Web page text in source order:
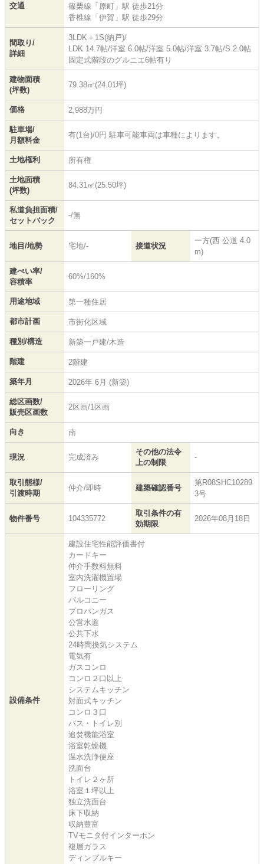
交通
篠栗線 「 原町 」駅 徒歩21分
香椎線 「 伊賀 」駅 徒歩29分
間取り/
詳細
3LDK＋1S(納戸)/
LDK 14.7帖/洋室 6.0帖/洋室 5.0帖/洋室 3.7帖/S 2.0帖
固定式階段のグルニエ6帖有り
建物面積
(坪数)
79.38㎡(24.01坪)
価格 2,988万円
駐車場/
月額料金
有(1台)/0円 駐車可能車両は車種によります。
土地権利 所有権
土地面積
(坪数)
84.31㎡(25.50坪)
私道負担面積/
セットバック
-/無
地目/地勢 宅地/- 接道状況
一方(西 公道 4.0
m)
建ぺい率/
容積率
60%/160%
用途地域 第一種住居
都市計画 市街化区域
種別/構造 新築一戸建/木造
階建 2階建
築年月 2026年 6月 (新築)
総区画数/
販売区画数
2区画/1区画
向き 南
現況 完成済み
その他の法令
上の制限
-
取引態様/
引渡時期
仲介/即時 建築確認番号
第R08SHC10289
3号
物件番号 104335772
取引条件の有
効期限
2026年08月18日
設備条件
建設住宅性能評価書付
カードキー
仲介手数料無料
室内洗濯機置場
フローリング
バルコニー
プロパンガス
公営水道
公共下水
24時間換気システム
電気有
ガスコンロ
コンロ２口以上
システムキッチン
対面式キッチン
コンロ３口
バス・トイレ別
追焚機能浴室
浴室乾燥機
温水洗浄便座
洗面台
トイレ２ヶ所
浴室１坪以上
独立洗面台
床下収納
収納豊富
TVモニタ付インターホン
複層ガラス
ディンプルキー